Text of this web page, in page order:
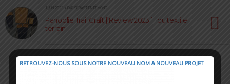
1 JUIN 2023 • PAR SÉBASTIEN RÉMOND
Panoplie Trail Craft [ Review 2023 ] : du textile
terrain !
RETROUVEZ-NOUS SOUS NOTRE NOUVEAU NOM & NOUVEAU PROJET